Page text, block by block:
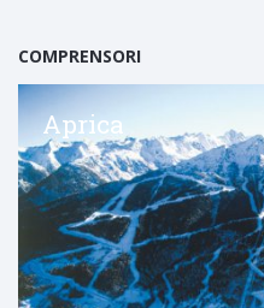
COMPRENSORI
Aprica